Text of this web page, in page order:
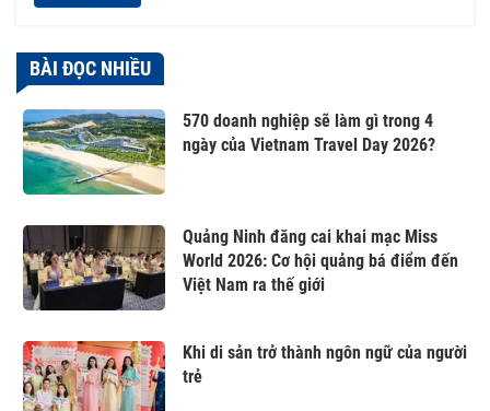
BÀI ĐỌC NHIỀU
570 doanh nghiệp sẽ làm gì trong 4
ngày của Vietnam Travel Day 2026?
Quảng Ninh đăng cai khai mạc Miss
World 2026: Cơ hội quảng bá điểm đến
Việt Nam ra thế giới
Khi di sản trở thành ngôn ngữ của người
trẻ